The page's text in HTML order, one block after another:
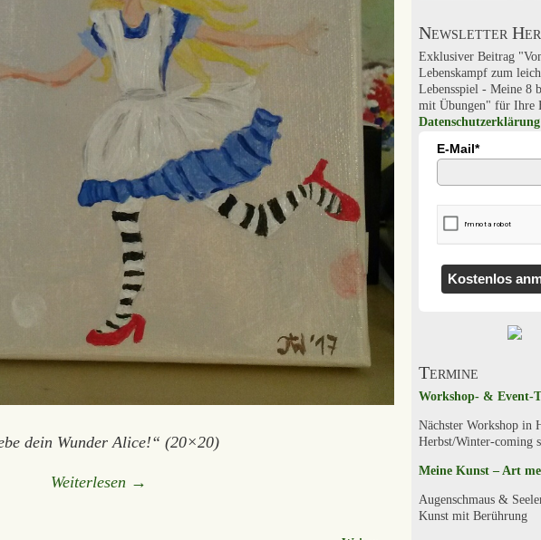
dein Wunder Alice!“ (20×20)
Weiterlesen →
Newsletter
Exklusiver Beitrag
Lebenskampf zum
Lebensspiel - Meine 8
mit Übungen" für Ihre
Datenschutzerklärung
E-Mail*
Kostenlos
Termine
Workshop- & Event-
Nächster Workshop in
Herbst/Winter-coming
Meine Kunst – Art
Augenschmaus &
Kunst mit Berührung